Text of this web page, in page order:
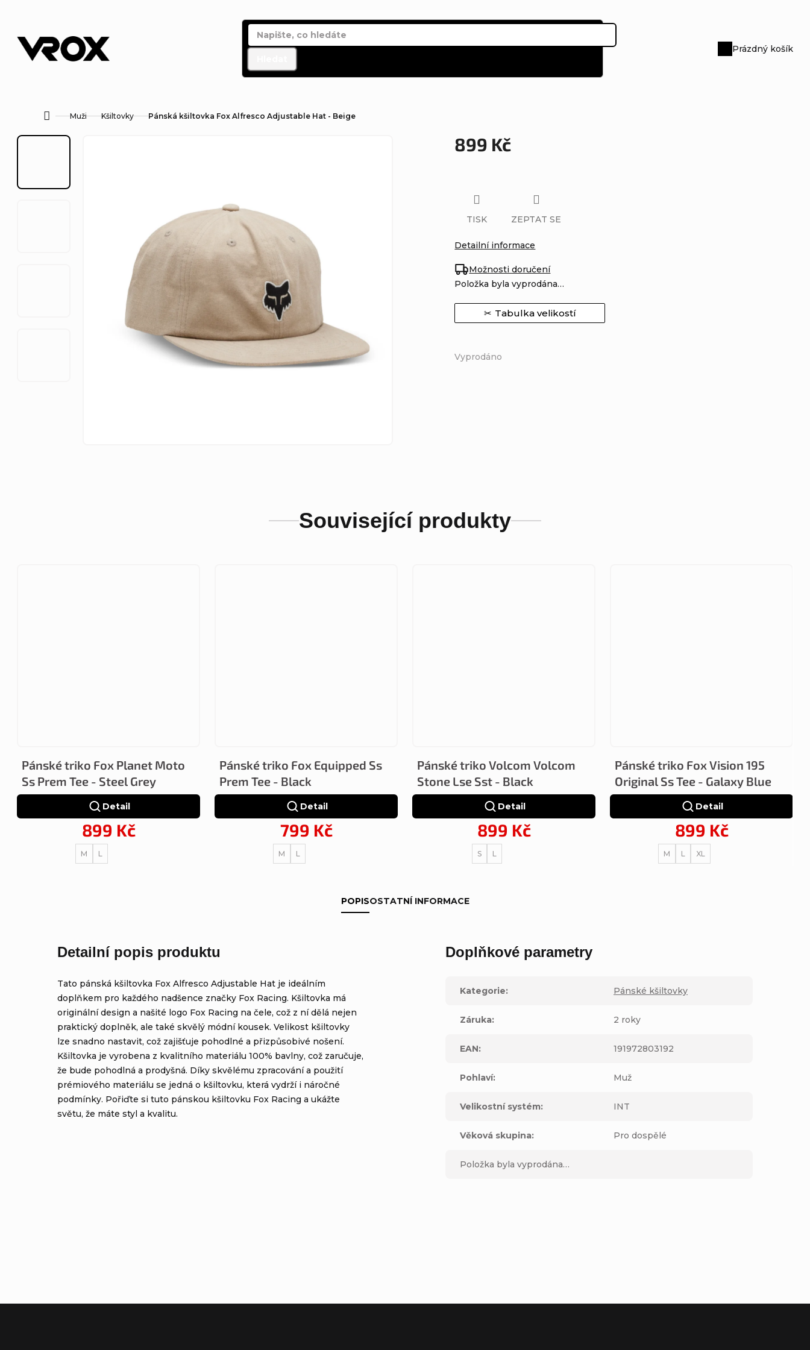
obsah
Nákupní
Prázdný košík
DomůMuži Kšiltovky Pánská kšiltovka Fox Alfresco Adjustable Hat - Beige
899 Kč
Vyprodáno
Možnosti doručení
Položka byla vyprodána…
Tabulka velikostí
Detailní informace
TISK ZEPTAT SE
Související produkty
Pánské triko Fox Planet Moto
Ss Prem Tee - Steel Grey
899 Kč
Detail
M L
Pánské triko Fox Equipped Ss
Prem Tee - Black
799 Kč
Detail
M L
Pánské triko Volcom Volcom
Stone Lse Sst - Black
899 Kč
Detail
S L
Pánské triko Fox Vision 195
Original Ss Tee - Galaxy Blue
899 Kč
Detail
M L XL
POPISOSTATNÍ INFORMACE
Detailní popis produktu
Tato pánská kšiltovka Fox Alfresco Adjustable Hat je ideálním
doplňkem pro každého nadšence značky Fox Racing. Kšiltovka má
originální design a našité logo Fox Racing na čele, což z ní dělá nejen
praktický doplněk, ale také skvělý módní kousek. Velikost kšiltovky
lze snadno nastavit, což zajišťuje pohodlné a přizpůsobivé nošení.
Kšiltovka je vyrobena z kvalitního materiálu 100% bavlny, což zaručuje,
že bude pohodlná a prodyšná. Díky skvělému zpracování a použití
prémiového materiálu se jedná o kšiltovku, která vydrží i náročné
podmínky. Pořiďte si tuto pánskou kšiltovku Fox Racing a ukážte
světu, že máte styl a kvalitu.
Doplňkové parametry
Kategorie: Pánské kšiltovky
Záruka: 2 roky
EAN: 191972803192
Pohlaví: Muž
Velikostní systém: INT
Věková skupina: Pro dospělé
Položka byla vyprodána…